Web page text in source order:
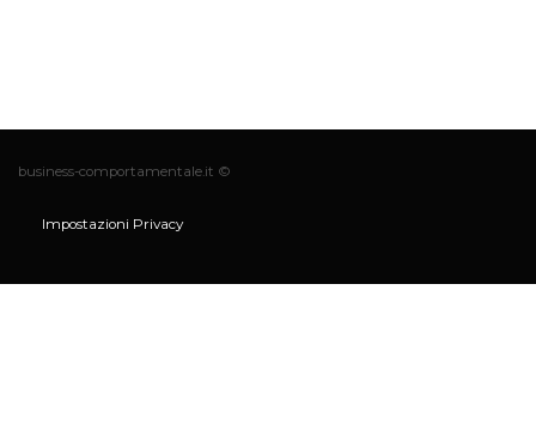
business-comportamentale.it ©
Impostazioni Privacy